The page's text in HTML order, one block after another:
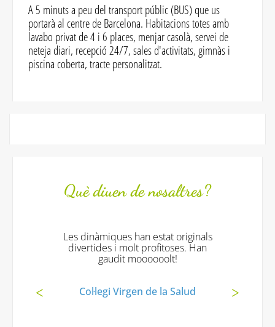
A 5 minuts a peu del transport públic (BUS) que us
portarà al centre de Barcelona. Habitacions totes amb
lavabo privat de 4 i 6 places, menjar casolà, servei de
neteja diari, recepció 24/7, sales d'activitats, gimnàs i
piscina coberta, tracte personalitzat.
Què diuen de nosaltres?
Les dinàmiques han estat originals
divertides i molt profitoses. Han
gaudit moooooolt!
Col·legi Virgen de la Salud